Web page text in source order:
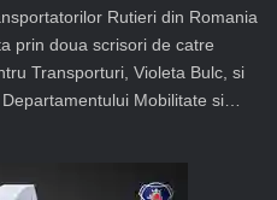
Rutieri din Romania
prin doua scrisori de catre
Transporturi, Violeta Bulc, si
Mobilitate si…